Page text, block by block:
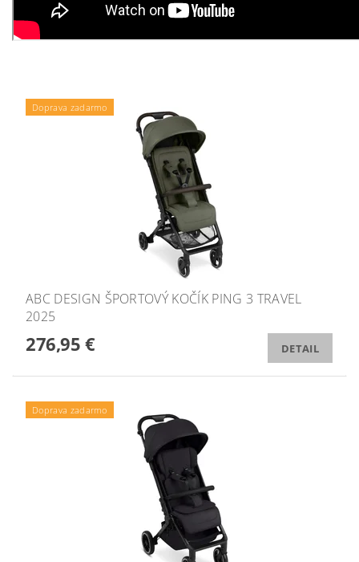
Doprava zadarmo
ABC DESIGN ŠPORTOVÝ KOČÍK PING 3 TRAVEL
2025
276,95 € DETAIL
Doprava zadarmo